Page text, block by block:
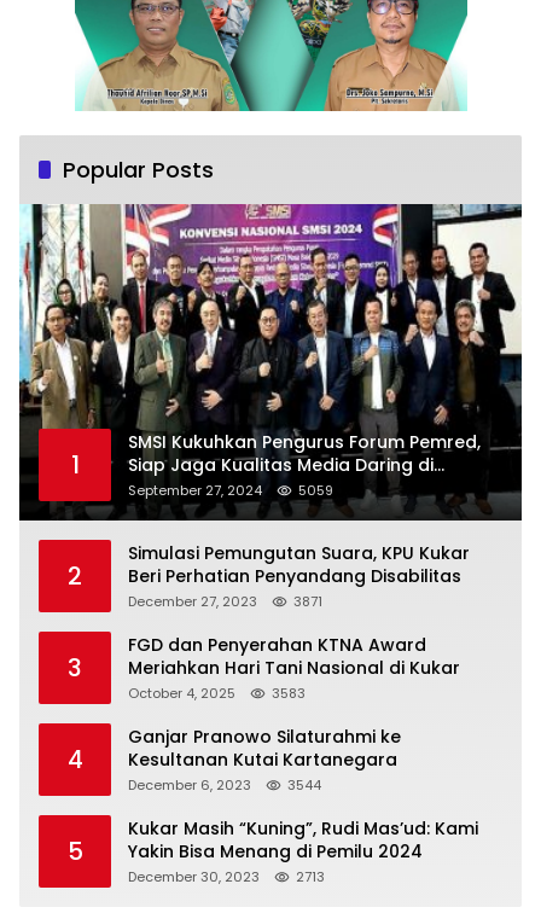
Popular Posts
1
SMSI Kukuhkan Pengurus Forum Pemred,
Siap Jaga Kualitas Media Daring di
Indonesia
September 27, 2024 5059
2
Simulasi Pemungutan Suara, KPU Kukar
Beri Perhatian Penyandang Disabilitas
December 27, 2023 3871
3
FGD dan Penyerahan KTNA Award
Meriahkan Hari Tani Nasional di Kukar
October 4, 2025 3583
4
Ganjar Pranowo Silaturahmi ke
Kesultanan Kutai Kartanegara
December 6, 2023 3544
5
Kukar Masih “Kuning”, Rudi Mas’ud: Kami
Yakin Bisa Menang di Pemilu 2024
December 30, 2023 2713